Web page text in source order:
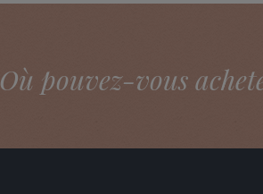
Où pouvez-vous